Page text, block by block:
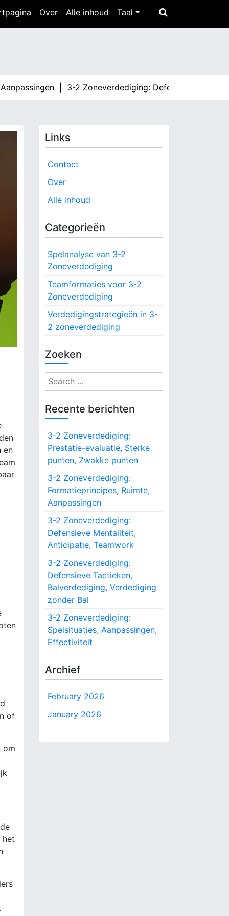
Over Alle inhoud Taal
|3-2 Zoneverdediging: Defensieve Mentaliteit,
en
of
om
het
Links
Contact
Over
Alle inhoud
Categorieën
Spelanalyse van 3-2
Zoneverdediging
Teamformaties voor 3-2
Zoneverdediging
Verdedigingstrategieën in 3-
2 zoneverdediging
Zoeken
S
e
a
r
h
o
Recente berichten
3-2 Zoneverdediging:
Prestatie-evaluatie, Sterke
punten, Zwakke punten
3-2 Zoneverdediging:
Formatieprincipes, Ruimte,
Aanpassingen
3-2 Zoneverdediging:
Defensieve Mentaliteit,
Anticipatie, Teamwork
3-2 Zoneverdediging:
Defensieve Tactieken,
Balverdediging, Verdediging
zonder Bal
3-2 Zoneverdediging:
Spelsituaties, Aanpassingen,
Effectiviteit
Archief
February 2026
January 2026